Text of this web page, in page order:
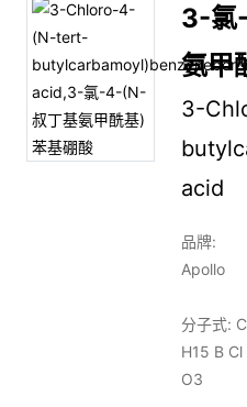
3-氯
氨甲
3-
acid
品牌:
Apollo
分子式:
H15 B Cl
O3